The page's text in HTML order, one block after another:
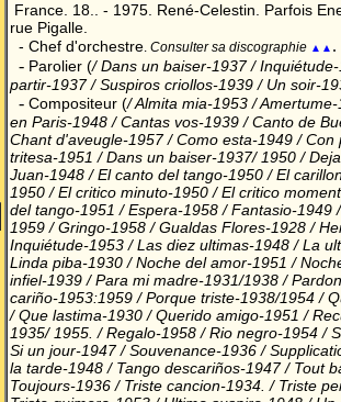
France. 18.. - 1975. René-Celestin. Parfois
rue Pigalle.
- Chef d'orchestre. Consulter sa discographie ▲▲ .
- Parolier (/ Dans un baiser-1937 /
partir-1937 / Suspiros criollos-1939 / Un soir-
- Compositeur (/ Almita mia-1953 /
en Paris-1948 / Cantas vos-1939 / Canto de
Chant d'aveugle-1957 / Como esta-1949 / Con
tritesa-1951 / Dans un baiser-1937/ 1950 /
Juan-1948 / El canto del tango-1950 / El
1950 / El critico minuto-1950 / El critico
del tango-1951 / Espera-1958 / Fantasio-1949
1959 / Gringo-1958 / Gualdas Flores-1928 /
Inquiétude-1953 / Las diez ultimas-1948 / La
Linda piba-1930 / Noche del amor-1951 /
infiel-1939 / Para mi madre-1931/1938 /
cariño-1953:1959 / Porque triste-1938/1954 /
/ Que lastima-1930 / Querido amigo-1951 /
1935/ 1955. / Regalo-1958 / Rio negro-1954 /
Si un jour-1947 / Souvenance-1936 /
la tarde-1948 / Tango descariños-1947 / Tout
Toujours-1936 / Triste cancion-1934. / Triste